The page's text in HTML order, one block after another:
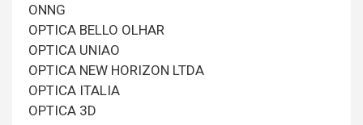
ONNG
OPTICA BELLO OLHAR
OPTICA UNIAO
OPTICA NEW HORIZON LTDA
OPTICA ITALIA
OPTICA 3D